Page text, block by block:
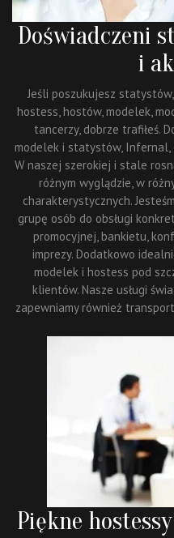
Doświadczeni
i
Jeśli poszukujesz
hostess, hostów, modelek,
tancerzy, dobrze trafiłeś.
modelek i statystów,
W naszej szerokiej i stale
różnym wyglądzie, w
charakterystycznych.
grupę osób do obsługi
promocyjnej, bankietu,
imprezy. Dodatkowo
modelek i hostess pod
klientów. Nasze usługi
zapewniamy również
Piękne